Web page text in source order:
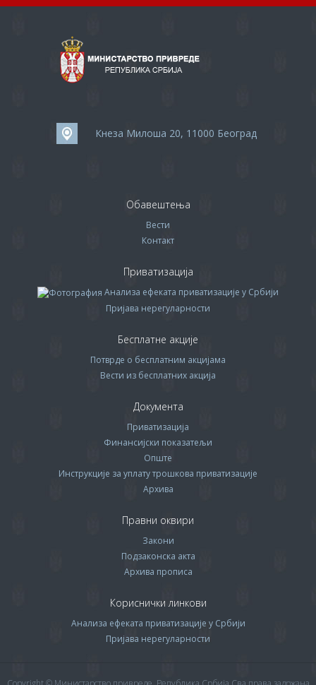
Кнеза Милоша 20, 11000 Београд
Обавештења
Вести
Контакт
Приватизација
Анализа ефеката приватизације у Србији
Пријава нерегуларности
Бесплатне акције
Потврде о бесплатним акцијама
Вести из бесплатних акција
Документа
Приватизација
Финансијски показатељи
Опште
Инструкције за уплату трошкова приватизације
Архива
Правни оквири
Закони
Подзаконска акта
Архива прописa
Кориснички линкови
Анализа ефеката приватизације у Србији
Пријава нерегуларности